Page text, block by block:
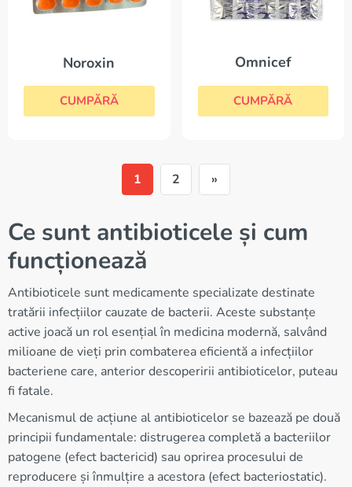
Noroxin
CUMPĂRĂ
Omnicef
CUMPĂRĂ
1 2 »
Ce sunt antibioticele și cum
funcționează
Antibioticele sunt medicamente specializate destinate
tratării infecțiilor cauzate de bacterii. Aceste substanțe
active joacă un rol esențial în medicina modernă, salvând
milioane de vieți prin combaterea eficientă a infecțiilor
bacteriene care, anterior descoperirii antibioticelor, puteau
fi fatale.
Mecanismul de acțiune al antibioticelor se bazează pe două
principii fundamentale: distrugerea completă a bacteriilor
patogene (efect bactericid) sau oprirea procesului de
reproducere și înmulțire a acestora (efect bacteriostatic).